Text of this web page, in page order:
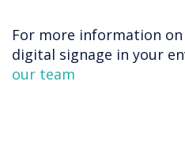
For more information
digital signage in your
our team